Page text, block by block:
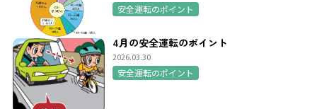
安全運転のポイント
4月の安全運転のポイント
2026.03.30
安全運転のポイント